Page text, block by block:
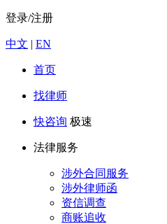
登录/注册
中文 | EN
首页
找律师
快咨询 极速
法律服务
涉外合同服务
涉外律师函
资信调查
商账追收